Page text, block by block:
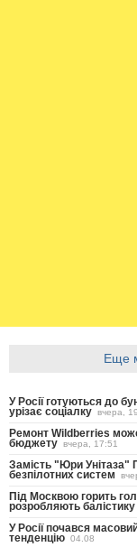
Еще
У Росії готуються до
урізає соціалку вчера,
Ремонт Wildberries може
бюджету вчера, 17:51
Замість "Юри Унітаза"
безпілотних систем
Під Москвою горить
розробляють балістику
У Росії почався
тенденцію 04.08